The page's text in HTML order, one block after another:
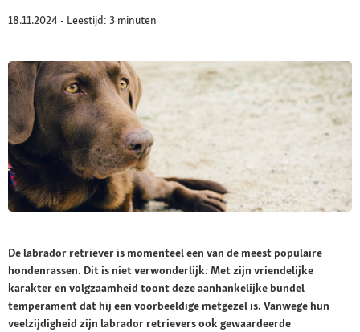
18.11.2024 - Leestijd: 3 minuten
De labrador retriever is momenteel een van de meest populaire
hondenrassen. Dit is niet verwonderlijk: Met zijn vriendelijke
karakter en volgzaamheid toont deze aanhankelijke bundel
temperament dat hij een voorbeeldige metgezel is. Vanwege hun
veelzijdigheid zijn labrador retrievers ook gewaardeerde